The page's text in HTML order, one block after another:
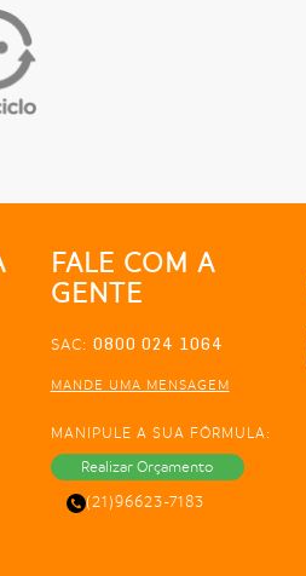
FALE COM A
GENTE
SAC: 0800 024 1064
MANDE UMA MENSAGEM
MANIPULE A SUA FÓRMULA:
Realizar Orçamento
(21)96623-7183